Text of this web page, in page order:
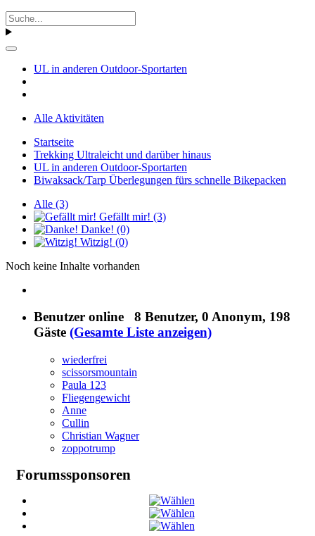
UL in anderen Outdoor-Sportarten
Alle Aktivitäten
Startseite
Trekking Ultraleicht und darüber hinaus
UL in anderen Outdoor-Sportarten
Biwaksack/Tarp Überlegungen fürs schnelle Bikepacken
Alle (3)
Gefällt mir! (3)
Danke! (0)
Witzig! (0)
Noch keine Inhalte vorhanden
Benutzer online 8 Benutzer, 0 Anonym, 198
Gäste (Gesamte Liste anzeigen)
wiederfrei
scissorsmountain
Paula 123
Fliegengewicht
Anne
Cullin
Christian Wagner
zoppotrump
Forumssponsoren